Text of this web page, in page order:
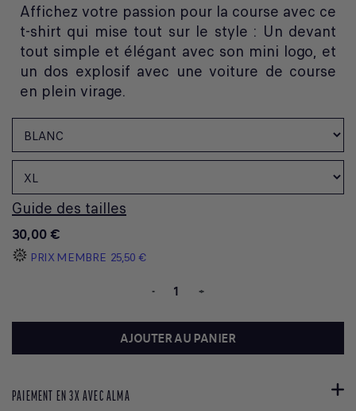
Affichez votre passion pour la course avec ce
t-shirt qui mise tout sur le style : Un devant
tout simple et élégant avec son mini logo, et
un dos explosif avec une voiture de course
en plein virage.
Guide des tailles
30,00 €
PRIX MEMBRE 25,50 €
- +
AJOUTER AU PANIER
PAIEMENT EN 3X AVEC ALMA